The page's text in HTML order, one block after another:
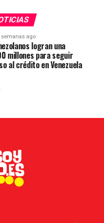
semanas ago
logran una
millones para seguir
al crédito en Venezuela